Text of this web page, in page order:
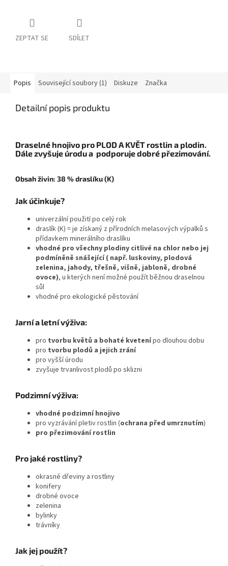
ZEPTAT SE SDÍLET
Popis Související soubory (1) Diskuze Značka
Detailní popis produktu
Draselné hnojivo pro PLOD A KVĚT rostlin a plodin.
Dále zvyšuje úrodu a podporuje dobré přezimování.
Obsah živin: 38 % draslíku (K)
Jak účinkuje?
univerzální použití po celý rok
draslík (K) = je získaný z přírodních melasových výpalků s
přídavkem minerálního draslíku
vhodné pro všechny plodiny citlivé na chlor nebo jej
podmíněně snášející ( např. luskoviny, plodová
zelenina, jahody, třešně, višně, jabloně, drobné
ovoce), u kterých není možné použít běžnou draselnou
sůl
vhodné pro ekologické pěstování
Jarní a letní výživa:
pro tvorbu květů a bohaté kvetenípo dlouhou dobu
pro tvorbu plodů a jejich zrání
pro vyšší úrodu
zvyšuje trvanlivost plodů po sklizni
Podzimní výživa:
vhodné podzimní hnojivo
pro vyzrávání pletiv rostlin (ochrana před umrznutím)
pro přezimování rostlin
Pro jaké rostliny?
okrasné dřeviny a rostliny
konifery
drobné ovoce
zelenina
bylinky
trávníky
Jak jej použít?